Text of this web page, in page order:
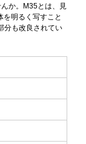
か。M35とは、見
明るく写すこと
分も改良されてい